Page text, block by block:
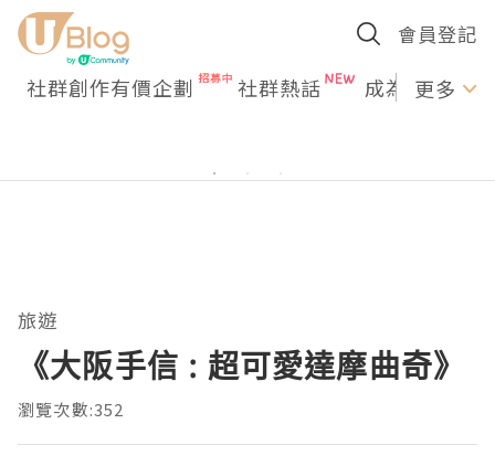
會員登記
社群創作有價企劃 社群熱話 成為U更多
旅遊
《大阪手信 : 超可愛達摩曲奇》
瀏覽次數:352